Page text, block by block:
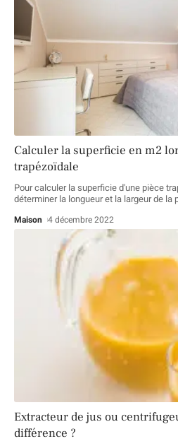
Calculer la superficie en m2
trapézoïdale
Pour calculer la superficie d'une pièce
déterminer la longueur et la largeur de la
Maison 4 décembre 2022
Extracteur de jus ou
différence ?